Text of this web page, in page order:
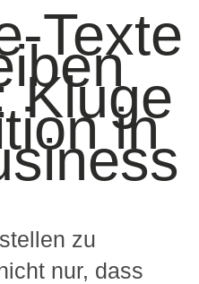
Texte
Kluge
in
zu
nur, dass